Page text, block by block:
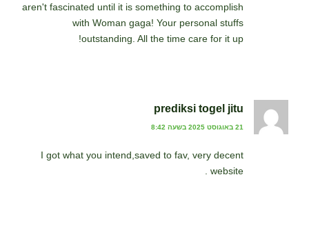
aren't fascinated until it is something to accomplish
with Woman gaga! Your personal stuffs
outstanding. All the time care for it up!
prediksi togel jitu
21 באוגוסט 2025 בשעה 8:42
I got what you intend,saved to fav, very decent
website .